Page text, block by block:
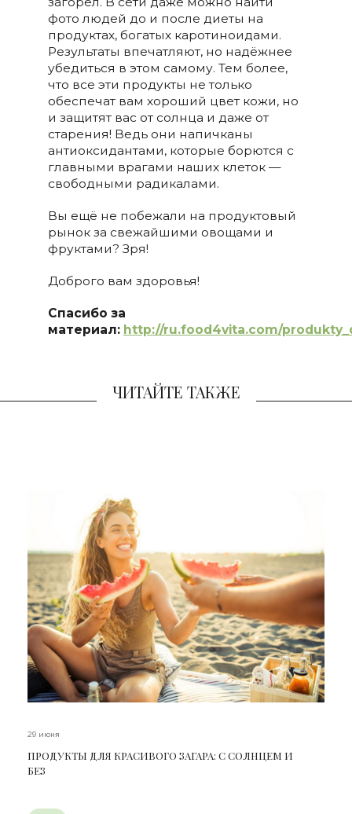
фото людей до и после диеты на
продуктах, богатых каротиноидами.
Результаты впечатляют, но надёжнее
убедиться в этом самому. Тем более,
что все эти продукты не только
обеспечат вам хороший цвет кожи, но
и защитят вас от солнца и даже от
старения! Ведь они напичканы
антиоксидантами, которые борются с
главными врагами наших клеток —
свободными радикалами.
Вы ещё не побежали на продуктовый
рынок за свежайшими овощами и
фруктами? Зря!
Доброго вам здоровья!
Спасибо за
материал: http://ru.food4vita.com/
ЧИТАЙТЕ ТАКЖЕ
29 июня
ПРОДУКТЫ ДЛЯ КРАСИВОГО ЗАГАРА: С СОЛНЦЕМ И
БЕЗ